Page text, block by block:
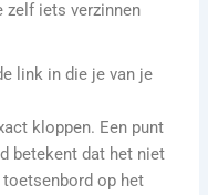
zelf iets verzinnen
link in die je van je
kloppen. Een punt
betekent dat het niet
op het